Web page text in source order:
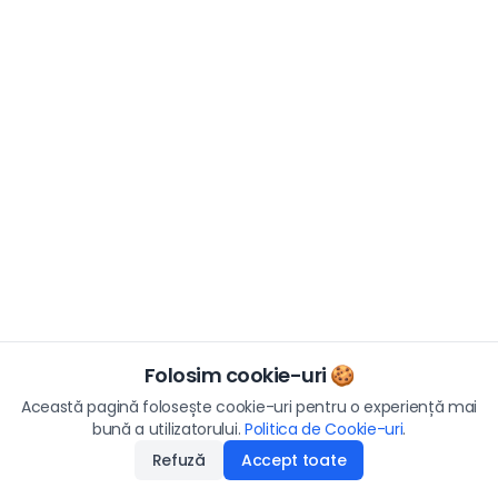
Folosim cookie-uri 🍪
Această pagină folosește cookie-uri pentru o experiență mai
bună a utilizatorului. Politica de Cookie-uri.
Refuză
Accept toate